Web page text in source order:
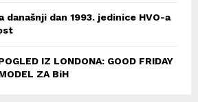
današnji dan 1993. jedinice HVO-a
IZ LONDONA: GOOD FRIDAY
ZA BiH